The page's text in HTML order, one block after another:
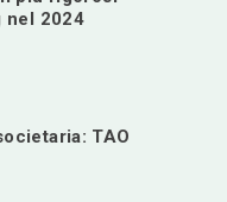
nel 2024
TAO